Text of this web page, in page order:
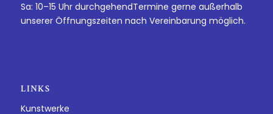
Sa: 10–15 Uhr durchgehendTermine gerne außerhalb
unserer Öffnungszeiten nach Vereinbarung möglich.
LINKS
Kunstwerke